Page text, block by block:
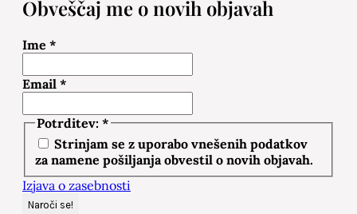
Obveščaj me o novih objavah
Ime *
Email *
Potrditev: *
Strinjam se z uporabo vnešenih podatkov
za namene pošiljanja obvestil o novih objavah.
Izjava o zasebnosti